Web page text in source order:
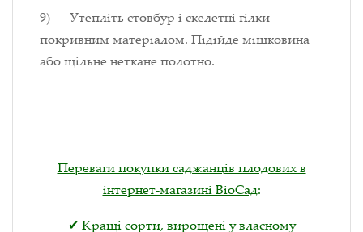
9) Утепліть стовбур і скелетні гілки
покривним матеріалом. Підійде мішковина
або щільне неткане полотно.
Переваги покупки саджанців плодових в
інтернет-магазині ВіоСад:
✔ Кращі сорти, вирощені у власному